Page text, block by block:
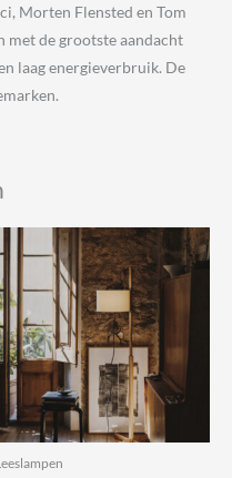
Morten Flensted en Tom
met de grootste aandacht
laag energieverbruik. De